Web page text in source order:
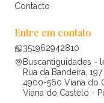
Contacto
Entre em contato
351962942810
Buscantiguidades -
Rua da Bandeira,
4900-560 Viana do
Viana do Castelo -